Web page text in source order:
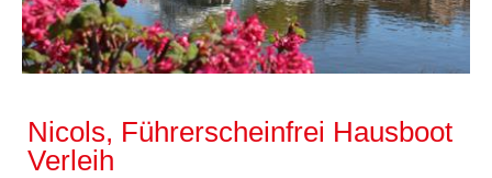
Nicols, Führerscheinfrei Hausboot
Verleih